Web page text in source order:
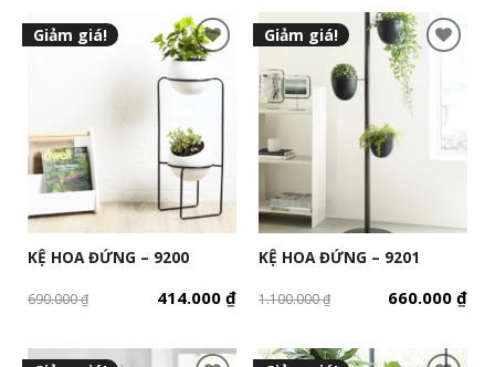
Giảm giá!
KỆ HOA ĐỨNG – 9200
690.000₫ 414.000₫
Giảm giá!
KỆ HOA ĐỨNG – 9201
1.100.000₫ 660.000₫